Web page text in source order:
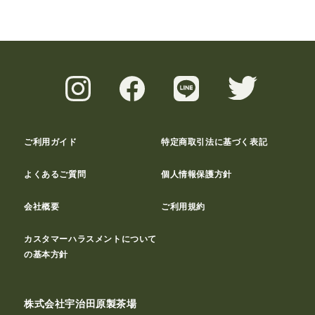
ご利用ガイド 特定商取引法に基づく表記
よくあるご質問 個人情報保護方針
会社概要 ご利用規約
カスタマーハラスメントについて
の基本方針
株式会社宇治田原製茶場